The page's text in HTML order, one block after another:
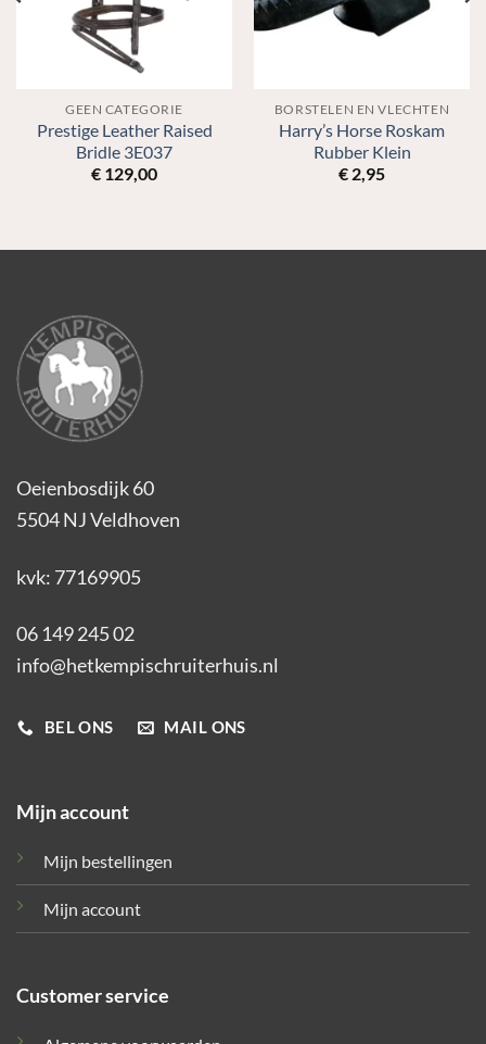
GEEN CATEGORIE
Prestige Leather Raised
Bridle 3E037
€ 129,00
BORSTELEN EN VLECHTEN
Harry’s Horse Roskam
Rubber Klein
€ 2,95
Oeienbosdijk 60
5504 NJ Veldhoven
kvk: 77169905
06 149 245 02
info@hetkempischruiterhuis.nl
BEL ONS MAIL ONS
Mijn account
Mijn bestellingen
Mijn account
Customer service